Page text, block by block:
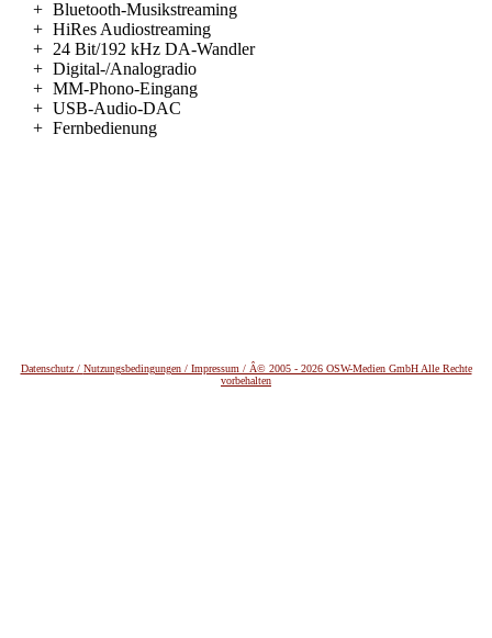
+ Bluetooth-Musikstreaming
+ HiRes Audiostreaming
+ 24 Bit/192 kHz DA-Wandler
+ Digital-/Analogradio
+ MM-Phono-Eingang
+ USB-Audio-DAC
+ Fernbedienung
Datenschutz / Nutzungsbedingungen / Impressum / Â© 2005 - 2026 OSW-Medien GmbH Alle Rechte
vorbehalten